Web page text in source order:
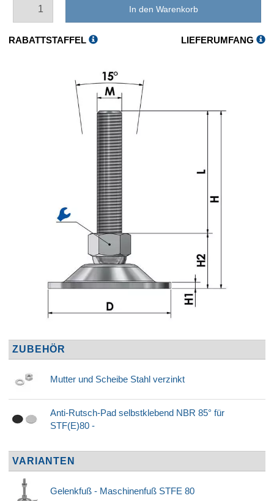
In den Warenkorb
RABATTSTAFFEL LIEFERUMFANG
ZUBEHÖR
Mutter und Scheibe Stahl verzinkt
Anti-Rutsch-Pad selbstklebend NBR 85° für
STF(E)80 -
VARIANTEN
Gelenkfuß - Maschinenfuß STFE 80